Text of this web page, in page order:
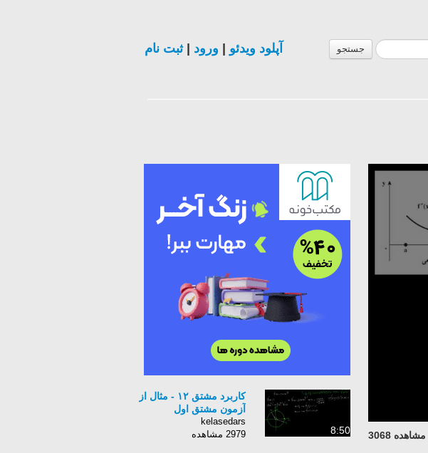
جستجو آپلود ویدئو ورود |ثبت نام
مشاهده 3068 8:50
کاربرد مشتق ۱۲ - مثال از
آزمون مشتق اول
kelasedars
2979 مشاهده